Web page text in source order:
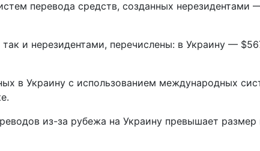
перевода средств, созданных
и нерезидентами, перечислены: в Украину —
в Украину с использованием международных
из-за рубежа на Украину превышает